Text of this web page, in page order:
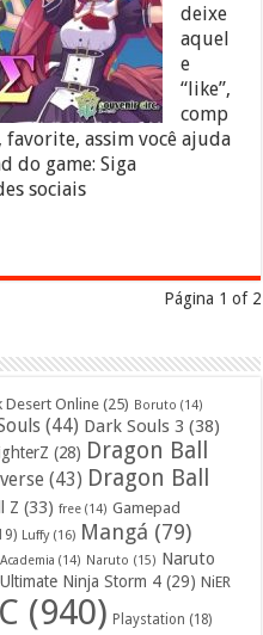
deixe
aquel
e
“like”,
comp
favorite, assim você ajuda
do game: Siga
sociais
Página 1 of 2
Desert Online (25) Boruto (14)
(44) Dark Souls 3 (38)
(28) Dragon Ball
(43) Dragon Ball
Z (33) free (14) Gamepad
Luffy(16) Mangá (79)
(14) Naruto (15) Naruto
Ninja Storm 4 (29) NiER
(940) Playstation (18)